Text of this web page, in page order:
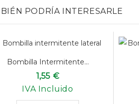
PODRÍA INTERESARLE
Bombilla Intermitente...
1,55 €
IVA Incluido